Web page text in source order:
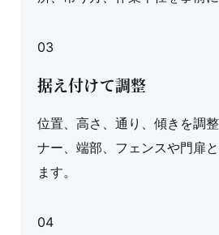
03
据え付けて調整
位置、高さ、通り、傾きを調
ナー、端部、フェンスや門扉
ます。
04